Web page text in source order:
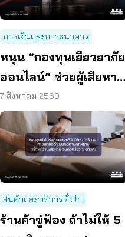
การเงินและการธนาคาร
หนุน “กองทุนเยียวยาภัย
ออนไลน์” ช่วยผู้เสียหาย
ตั้งหลักได้ รวดเร็ว ทัน
ท่วงที
7 สิงหาคม 2569
สินค้าและบริการทั่วไป
ร้านค้าขู่ฟ้อง ถ้าไม่ให้ 5